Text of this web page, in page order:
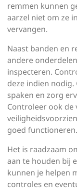
remmen kunnen
aarzel niet om ze
vervangen.
Naast banden en
andere
inspecteren.
deze indien
spaken en zorg
Controleer ook
goed functioneren.
Het is raadzaam
aan te houden bij
kunnen je helpen
controles en